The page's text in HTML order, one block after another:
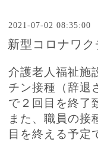
2021-07-02 08:35:00
新型コロナワ
介護老人福祉施
チン接種（辞退
で２回目を終了
また、職員の接
目を終える予定